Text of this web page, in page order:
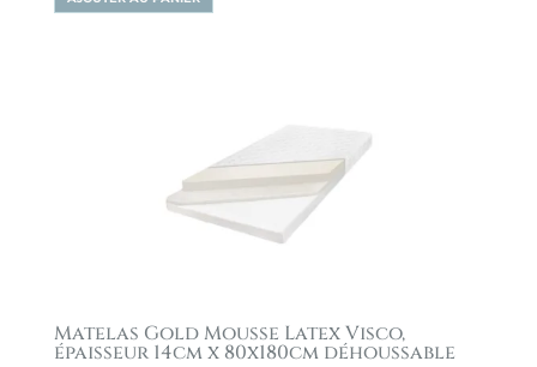
Matelas Gold Mousse Latex Visco,
épaisseur 14cm x 80x180cm déhoussable